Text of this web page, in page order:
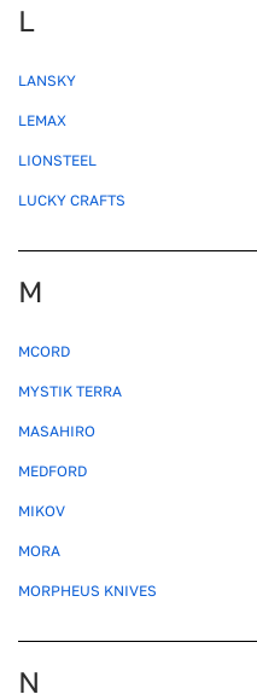
L
LANSKY
LEMAX
LIONSTEEL
LUCKY CRAFTS
M
MCORD
MYSTIK TERRA
MASAHIRO
MEDFORD
MIKOV
MORA
MORPHEUS KNIVES
N